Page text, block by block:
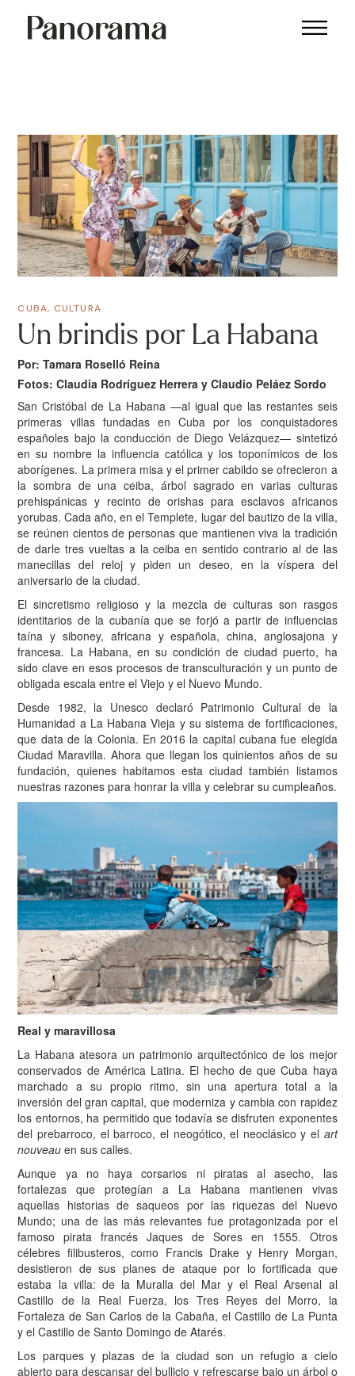
CUBA, CULTURA
Un brindis por La Habana
Por: Tamara Roselló Reina
Fotos: Claudia Rodríguez Herrera y Claudio Peláez Sordo
San Cristóbal de La Habana —al igual que las restantes seis
primeras villas fundadas en Cuba por los conquistadores
españoles bajo la conducción de Diego Velázquez— sintetizó
en su nombre la influencia católica y los toponímicos de los
aborígenes. La primera misa y el primer cabildo se ofrecieron a
la sombra de una ceiba, árbol sagrado en varias culturas
prehispánicas y recinto de orishas para esclavos africanos
yorubas. Cada año, en el Templete, lugar del bautizo de la villa,
se reúnen cientos de personas que mantienen viva la tradición
de darle tres vueltas a la ceiba en sentido contrario al de las
manecillas del reloj y piden un deseo, en la víspera del
aniversario de la ciudad.
El sincretismo religioso y la mezcla de culturas son rasgos
identitarios de la cubanía que se forjó a partir de influencias
taína y siboney, africana y española, china, anglosajona y
francesa. La Habana, en su condición de ciudad puerto, ha
sido clave en esos procesos de transculturación y un punto de
obligada escala entre el Viejo y el Nuevo Mundo.
Desde 1982, la Unesco declaró Patrimonio Cultural de la
Humanidad a La Habana Vieja y su sistema de fortificaciones,
que data de la Colonia. En 2016 la capital cubana fue elegida
Ciudad Maravilla. Ahora que llegan los quinientos años de su
fundación, quienes habitamos esta ciudad también listamos
nuestras razones para honrar la villa y celebrar su cumpleaños.
Real y maravillosa
La Habana atesora un patrimonio arquitectónico de los mejor
conservados de América Latina. El hecho de que Cuba haya
marchado a su propio ritmo, sin una apertura total a la
inversión del gran capital, que moderniza y cambia con rapidez
los entornos, ha permitido que todavía se disfruten exponentes
del prebarroco, el barroco, el neogótico, el neoclásico y el art
nouveau en sus calles.
Aunque ya no haya corsarios ni piratas al asecho, las
fortalezas que protegían a La Habana mantienen vivas
aquellas historias de saqueos por las riquezas del Nuevo
Mundo; una de las más relevantes fue protagonizada por el
famoso pirata francés Jaques de Sores en 1555. Otros
célebres filibusteros, como Francis Drake y Henry Morgan,
desistieron de sus planes de ataque por lo fortificada que
estaba la villa: de la Muralla del Mar y el Real Arsenal al
Castillo de la Real Fuerza, los Tres Reyes del Morro, la
Fortaleza de San Carlos de la Cabaña, el Castillo de La Punta
y el Castillo de Santo Domingo de Atarés.
Los parques y plazas de la ciudad son un refugio a cielo
abierto para descansar del bullicio y refrescarse bajo un árbol o